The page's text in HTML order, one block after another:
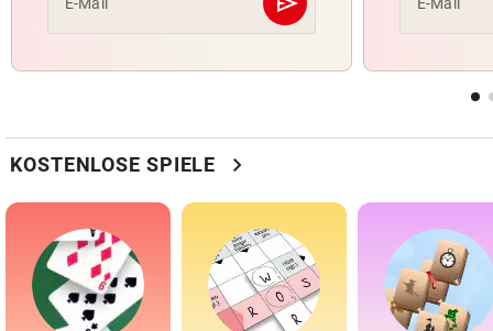
Abschicken
KOSTENLOSE SPIELE chevron_right